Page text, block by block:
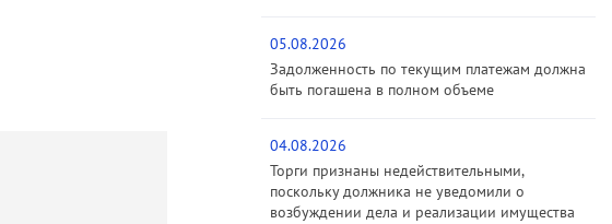
05.08.2026
Задолженность по текущим платежам должна
быть погашена в полном объеме
04.08.2026
Торги признаны недействительными,
поскольку должника не уведомили о
возбуждении дела и реализации имущества